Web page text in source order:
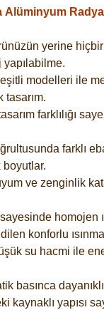
Alüminyum
yerine
modelleri ile
tasarım.
farklılığı
farklı
ve zenginlik
homojen
konforlu ısınma
su hacmi ile
basınca
kaynaklı yapısı